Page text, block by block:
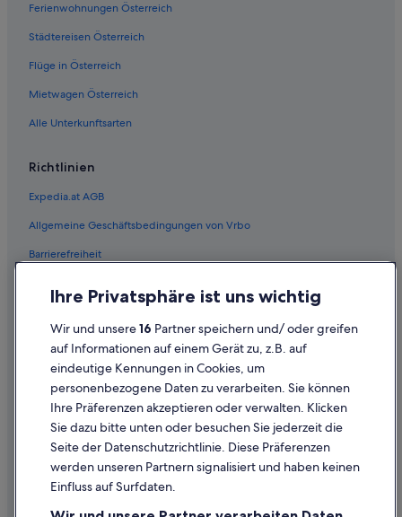
Ferienwohnungen Österreich
Städtereisen Österreich
Flüge in Österreich
Mietwagen Österreich
Alle Unterkunftsarten
Richtlinien
Expedia.at AGB
Allgemeine Geschäftsbedingungen von Vrbo
Barrierefreiheit
Rechtliche Hinweise/Kontakt
Inhaltsrichtlinien und Melden von Inhalten
Hilfe
Hilfe
Ihre Privatsphäre ist uns wichtig
Wir und unsere16 Partner speichern und/ oder greifen
auf Informationen auf einem Gerät zu, z.B. auf
eindeutige Kennungen in Cookies, um
personenbezogene Daten zu verarbeiten. Sie können
Ihre Präferenzen akzeptieren oder verwalten. Klicken
Sie dazu bitte unten oder besuchen Sie jederzeit die
Seite der Datenschutzrichtlinie. Diese Präferenzen
werden unseren Partnern signalisiert und haben keinen
Einfluss auf Surfdaten.